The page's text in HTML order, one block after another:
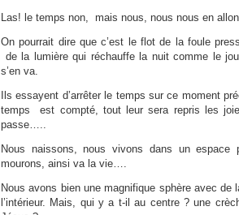
Las! le temps non, mais nous, nous nous en
On pourrait dire que c’est le flot de la foule
de la lumière qui réchauffe la nuit comme le
s’en va.
Ils essayent d’arrêter le temps sur ce moment
temps est compté, tout leur sera repris les
passe…..
Nous naissons, nous vivons dans un espace
mourons, ainsi va la vie….
Nous avons bien une magnifique sphère avec de
l’intérieur. Mais, qui y a t-il au centre ? une